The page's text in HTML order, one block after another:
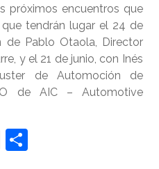
próximos encuentros que
tendrán lugar el 24 de
de Pablo Otaola, Director
y el 21 de junio, con Inés
de Automoción de
de AIC – Automotive
E